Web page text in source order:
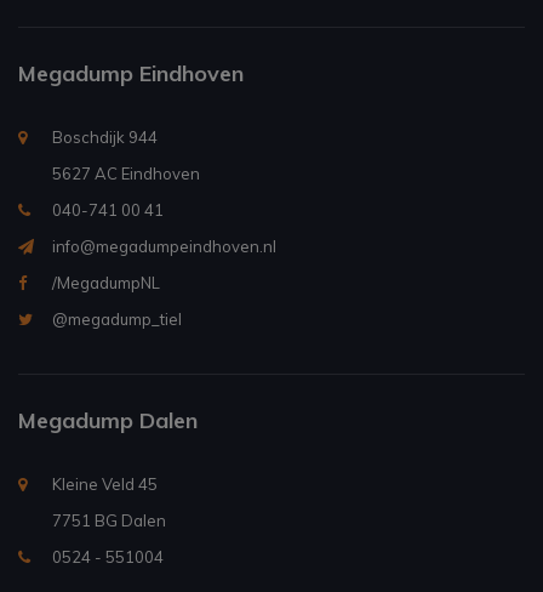
Megadump Eindhoven
Boschdijk 944
5627 AC Eindhoven
040-741 00 41
info@megadumpeindhoven.nl
/MegadumpNL
@megadump_tiel
Megadump Dalen
Kleine Veld 45
7751 BG Dalen
0524 - 551004